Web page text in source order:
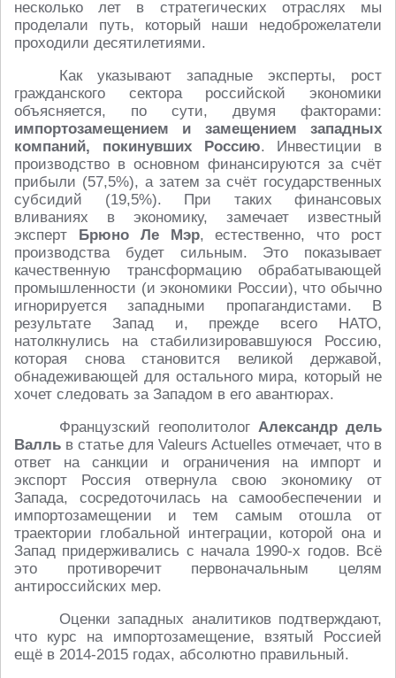
несколько лет в стратегических отраслях мы
проделали путь, который наши недоброжелатели
проходили десятилетиями.
Как указывают западные эксперты, рост
гражданского сектора российской экономики
объясняется, по сути, двумя факторами:
импортозамещением и замещением западных
компаний, покинувших Россию. Инвестиции в
производство в основном финансируются за счёт
прибыли (57,5%), а затем за счёт государственных
субсидий (19,5%). При таких финансовых
вливаниях в экономику, замечает известный
эксперт Брюно Ле Мэр, естественно, что рост
производства будет сильным. Это показывает
качественную трансформацию обрабатывающей
промышленности (и экономики России), что обычно
игнорируется западными пропагандистами. В
результате Запад и, прежде всего НАТО,
натолкнулись на стабилизировавшуюся Россию,
которая снова становится великой державой,
обнадеживающей для остального мира, который не
хочет следовать за Западом в его авантюрах.
Французский геополитолог Александр дель
Валль в статье для Valeurs Actuelles отмечает, что в
ответ на санкции и ограничения на импорт и
экспорт Россия отвернула свою экономику от
Запада, сосредоточилась на самообеспечении и
импортозамещении и тем самым отошла от
траектории глобальной интеграции, которой она и
Запад придерживались с начала 1990-х годов. Всё
это противоречит первоначальным целям
антироссийских мер.
Оценки западных аналитиков подтверждают,
что курс на импортозамещение, взятый Россией
ещё в 2014-2015 годах, абсолютно правильный.